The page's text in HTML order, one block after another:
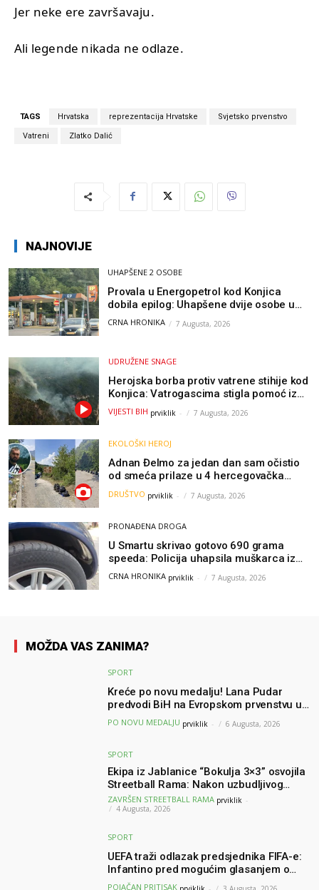
Jer neke ere završavaju.
Ali legende nikada ne odlaze.
TAGS Hrvatska reprezentacija Hrvatske Svjetsko prvenstvo
Vatreni Zlatko Dalić
NAJNOVIJE
UHAPŠENE 2 OSOBE
Provala u Energopetrol kod Konjica
dobila epilog: Uhapšene dvije osobe u
Čapljini i Jablanici
CRNA HRONIKA 7 Augusta, 2026
UDRUŽENE SNAGE
Herojska borba protiv vatrene stihije kod
Konjica: Vatrogascima stigla pomoć iz
Sarajeva, helikopteri i Air Tractori
udružili snage
VIJESTI BIH prviklik - 7 Augusta, 2026
EKOLOŠKI HEROJ
Adnan Đelmo za jedan dan sam očistio
od smeća prilaze u 4 hercegovačka
grada: “Danas nisam čistio samo smeće,
čistio sam sliku o nama”
DRUŠTVO prviklik - 7 Augusta, 2026
PRONAĐENA DROGA
U Smartu skrivao gotovo 690 grama
speeda: Policija uhapsila muškarca iz
Hercegovine
CRNA HRONIKA prviklik - 7 Augusta, 2026
MOŽDA VAS ZANIMA?
SPORT
Kreće po novu medalju! Lana Pudar
predvodi BiH na Evropskom prvenstvu u
Parizu
PO NOVU MEDALJU prviklik - 6 Augusta, 2026
SPORT
Ekipa iz Jablanice “Bokulja 3×3” osvojila
Streetball Rama: Nakon uzbudljivog
finala poznati svi pobjednici turnira
ZAVRŠEN STREETBALL RAMA prviklik -
4 Augusta, 2026
SPORT
UEFA traži odlazak predsjednika FIFA-e:
Infantino pred mogućim glasanjem o
nepovjerenju
POJAČAN PRITISAK